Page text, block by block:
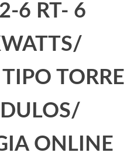
6 RT- 6
TORRE
ONLINE